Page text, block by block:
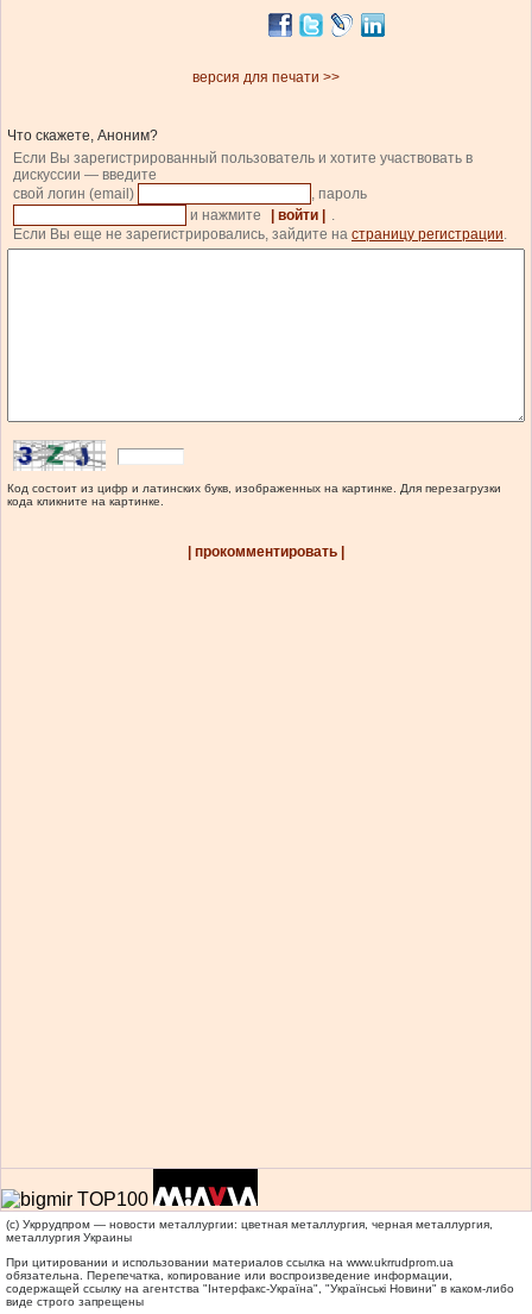
версия для печати >>
Что скажете, Аноним?
Если Вы зарегистрированный пользователь и хотите участвовать в
дискуссии — введите
свой логин (email)
, пароль
и нажмите
| войти |
.
Если Вы еще не зарегистрировались, зайдите на страницу регистрации.
Код состоит из цифр и латинских букв, изображенных на картинке. Для перезагрузки
кода кликните на картинке.
| прокомментировать |
(c) Укррудпром — новости металлургии: цветная металлургия, черная металлургия,
металлургия Украины
При цитировании и использовании материалов ссылка на www.ukrrudprom.ua
обязательна. Перепечатка, копирование или воспроизведение информации,
содержащей ссылку на агентства "Iнтерфакс-Україна", "Українськi Новини" в каком-либо
виде строго запрещены